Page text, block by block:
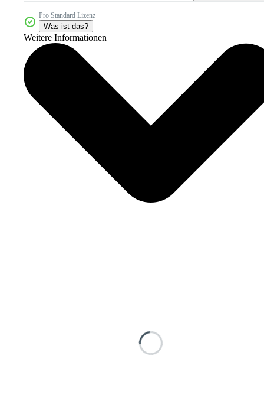
Pro Standard Lizenz
Was ist das?
Weitere Informationen